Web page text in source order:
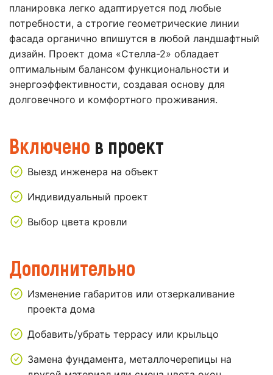
планировка легко адаптируется под любые
потребности, а строгие геометрические линии
фасада органично впишутся в любой ландшафтный
дизайн. Проект дома «Стелла-2» обладает
оптимальным балансом функциональности и
энергоэффективности, создавая основу для
долговечного и комфортного проживания.
Включено в проект
Выезд инженера на объект
Индивидуальный проект
Выбор цвета кровли
Дополнительно
Изменение габаритов или отзеркаливание
проекта дома
Добавить/убрать террасу или крыльцо
Замена фундамента, металлочерепицы на